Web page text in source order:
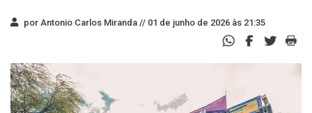
por Antonio Carlos Miranda // 01 de junho de 2026 às 21:35